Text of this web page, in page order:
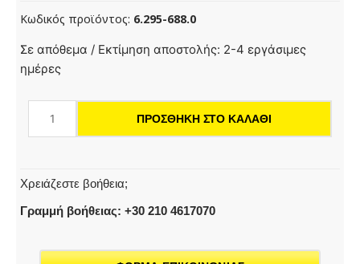
Κωδικός προϊόντος: 6.295-688.0
Σε απόθεμα / Εκτίμηση αποστολής: 2-4 εργάσιμες
ημέρες
SurfacePro
Glass
ποσότητα
ΠΡΟΣΘΉΚΗ ΣΤΟ ΚΑΛΆΘΙ
Χρειάζεστε βοήθεια;
Γραμμή βοήθειας: +30 210 4617070